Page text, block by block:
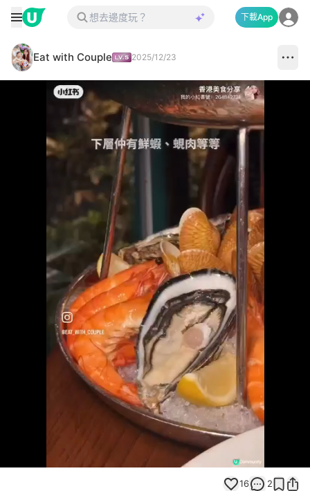
下載App
Eat with Couple 2025/12/23
100.00%
16 2